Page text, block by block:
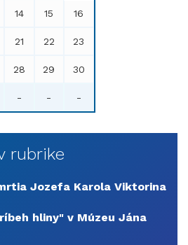
14 15 16
21 22 23
28 29 30
- - -
rubrike
Jozefa Karola Viktorina
hliny" v Múzeu Jána